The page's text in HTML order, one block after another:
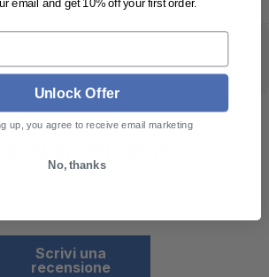
Scrivi una
recensione
email and get 10% off your first order.
Unlock Offer
up, you agree to receive email marketing
No, thanks